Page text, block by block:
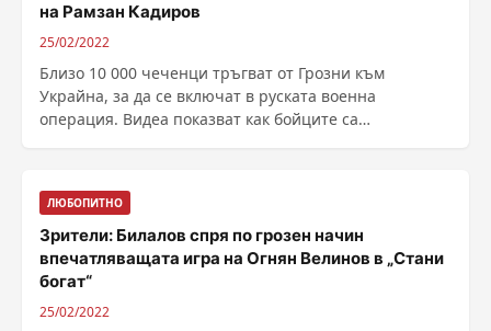
на Рамзан Кадиров
25/02/2022
Близо 10 000 чеченци тръгват от Грозни към
Украйна, за да се включат в руската военна
операция. Видеа показват как бойците са
ЛЮБОПИТНО
Зрители: Билалов спря по грозен начин
впечатляващата игра на Огнян Велинов в „Стани
богат“
25/02/2022